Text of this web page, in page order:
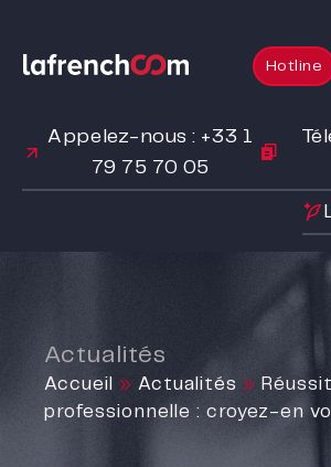
Hotline
Appelez-nous : +33 1
79 75 70 05
Actualités
Accueil » Actualités »
professionnelle : croyez-en